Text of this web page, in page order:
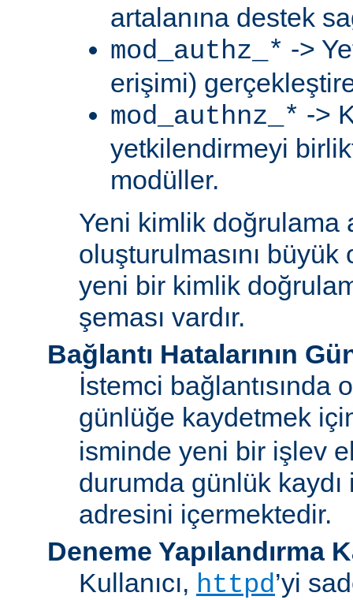
artalanına destek
mod_authz_* ->
erişimi)
mod_authnz_* ->
yetkilendirmeyi
modüller.
Yeni kimlik doğrulama
oluşturulmasını
yeni bir kimlik
şeması vardır.
Bağlantı Hatalarının
İstemci bağlantısında
günlüğe kaydetmek
isminde yeni bir işlev
durumda günlük
adresini içermektedir.
Deneme Yapılandırma
Kullanıcı, httpd’yi